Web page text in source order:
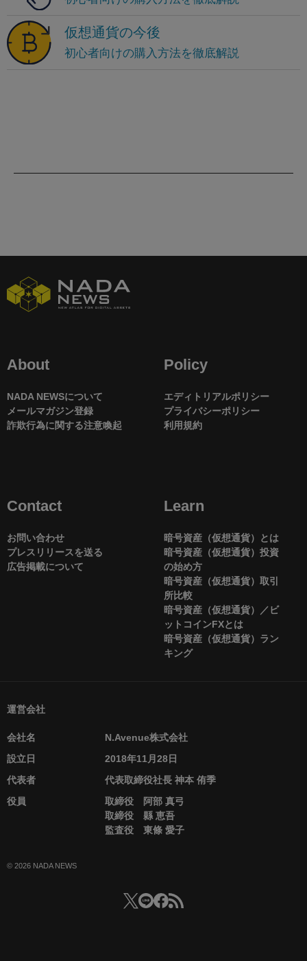
About
NADA NEWSについて
メールマガジン登録
詐欺行為に関する注意喚起
Policy
エディトリアルポリシー
プライバシーポリシー
利用規約
Contact
お問い合わせ
プレスリリースを送る
広告掲載について
Learn
暗号資産（仮想通貨）とは
暗号資産（仮想通貨）投資
の始め方
暗号資産（仮想通貨）取引
所比較
暗号資産（仮想通貨）／ビ
ットコインFXとは
暗号資産（仮想通貨）ラン
キング
運営会社
会社名
N.Avenue株式会社
設立日
2018年11月28日
代表者
代表取締役社長 神本 侑季
役員
取締役 阿部 真弓
取締役 縣 恵吾
監査役 東條 愛子
© 2026 NADA NEWS